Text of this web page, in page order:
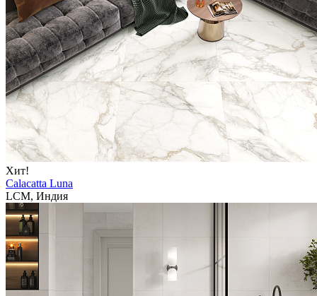
Хит!
Calacatta Luna
LCM, Индия